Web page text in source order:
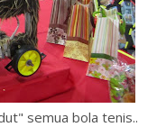
semua bola tenis..